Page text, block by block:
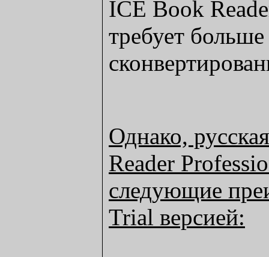
ICE Book
требует
Однако,
Reader
следующие
Trial версией: